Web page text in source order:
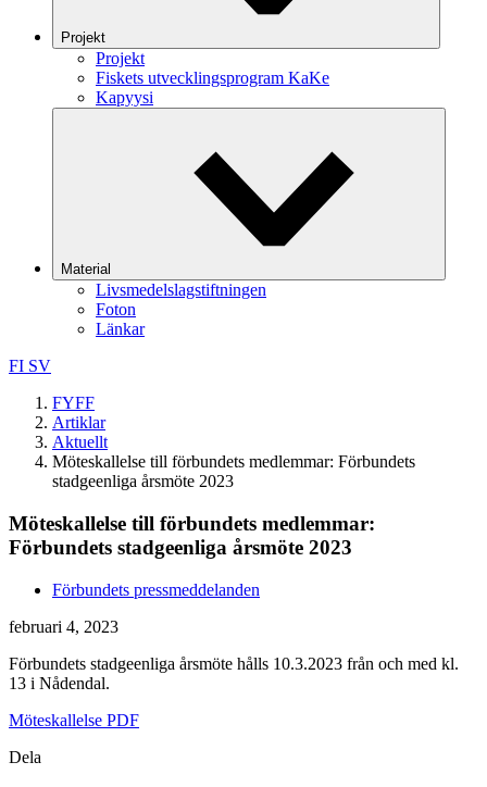
Projekt
Projekt
Fiskets utvecklingsprogram KaKe
Kapyysi
Material
Livsmedelslagstiftningen
Foton
Länkar
FI SV
FYFF
Artiklar
Aktuellt
Möteskallelse till förbundets medlemmar: Förbundets
stadgeenliga årsmöte 2023
Möteskallelse till förbundets medlemmar:
Förbundets stadgeenliga årsmöte 2023
Förbundets pressmeddelanden
februari 4, 2023
Förbundets stadgeenliga årsmöte hålls 10.3.2023 från och med kl.
13 i Nådendal.
Möteskallelse PDF
Dela